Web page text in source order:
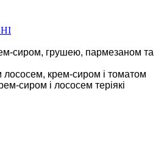
сиром, грушею, пармезаном та
лососем, крем-сиром і томатом
сиром і лососем теріякі